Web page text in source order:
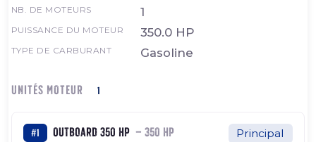
NB. DE MOTEURS 1
PUISSANCE DU MOTEUR 350.0 HP
TYPE DE CARBURANT Gasoline
UNITÉS MOTEUR 1
#1 Outboard 350 HP — 350 HP Principal